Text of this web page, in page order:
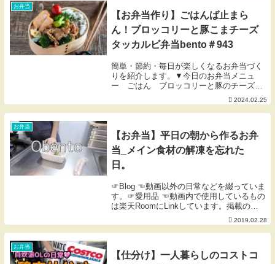
お弁当
【お弁当作り】ごはんば止まら
ん！ブロッコリーと豚こまチーズ
タッカルビ弁当bento＃943
簡単・節約・毎日が楽しくなるお弁当づく
りを紹介します。▼今日のお弁当メニュ
ー ごはん ブロッコリーと豚のチーズタ
ッカルビ風 カニカマ卵焼き ちくわのマ
ヨ焼き ミニトマト ★「にぎりっ娘。
応援し隊」への加入はコチラから★にぎり
2024.02.25
お弁当
【お弁当】平日の朝から作るお弁
当_メイン食材の解凍を忘れた
日。
☞Blog ☜動画以外の日常などを綴っていま
す。☞愛用品 ☜動画内で使用しているもの
は楽天RoomにLinkしています。掲載のな
いものはご紹介できない楽天扱い無しor海
外製品等です。※楽天Room内のコメント
にも対応しておりません。
2019.02.28
お弁当
【仕分け】一人暮らしのコストコ